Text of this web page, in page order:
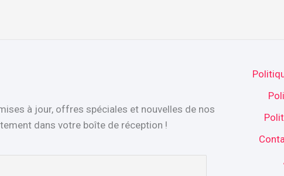
à jour, offres spéciales et nouvelles de nos
dans votre boîte de réception !